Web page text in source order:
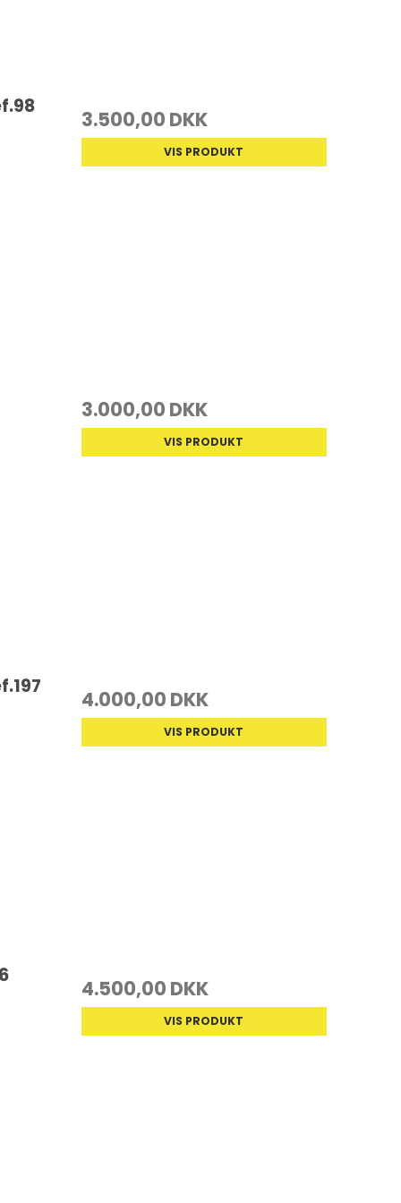
3.500,00 DKK
VIS PRODUKT
3.000,00 DKK
VIS PRODUKT
4.000,00 DKK
VIS PRODUKT
4.500,00 DKK
VIS PRODUKT